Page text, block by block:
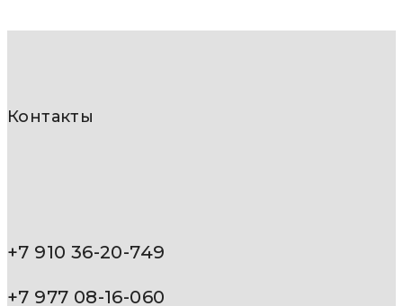
Контакты
+7 910 36-20-749
+7 977 08-16-060